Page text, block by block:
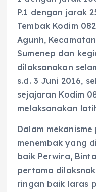
P.1 dengan jarak
Tembak Kodim
Agunh,
Sumenep dan
dilaksanakan
s.d. 3 Juni 2016,
sejajaran Kodim
melaksanakan
Dalam
menembak yang
baik Perwira,
pertama
ringan baik laras